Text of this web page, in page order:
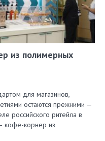
из полимерных
для магазинов,
остаются прежними —
российского ритейла в
кофе-корнер из